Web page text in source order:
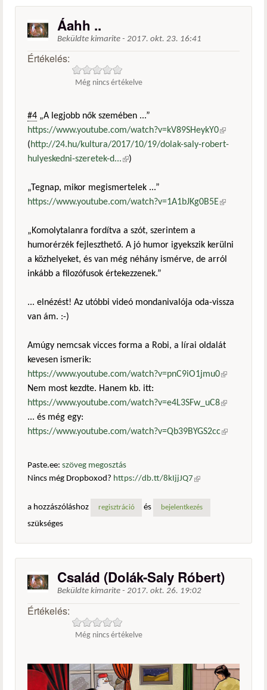
Áahh ..
Beküldte kimarite - 2017. okt. 23. 16:41
Értékelés:
Még nincs értékelve
#4 „A legjobb nők szemében ...”
https://www.youtube.com/watch?v=kV89SHeykY0(külső
hivatkozás)
(http://24.hu/kultura/2017/10/19/dolak-saly-robert-
hulyeskedni-szeretek-d...(külső hivatkozás)
)
„Tegnap, mikor megismertelek ...”
https://www.youtube.com/watch?v=1A1bJKg0B5E(külső
„Komolytalanra fordítva a szót, szerintem a
humorérzék fejleszthető. A jó humor igyekszik kerülni
a közhelyeket, és van még néhány ismérve, de arról
inkább a filozófusok értekezzenek.”
... elnézést! Az utóbbi videó mondanivalója oda-vissza
van ám. :-)
Amúgy nemcsak vicces forma a Robi, a lírai oldalát
kevesen ismerik:
https://www.youtube.com/watch?v=pnC9iO1jmu0(külső
Nem most kezdte. Hanem kb. itt:
https://www.youtube.com/watch?v=e4L3SFw_uC8(külső
... és még egy:
https://www.youtube.com/watch?v=Qb39BYGS2cc(külső
Paste.ee: szöveg megosztás
Nincs még Dropboxod? https://db.tt/8kIjjJQ7 (külső
a hozzászóláshoz
regisztráció és bejelentkezés
szükséges
Család (Dolák-Saly Róbert)
Beküldte kimarite - 2017. okt. 26. 19:02
Értékelés:
Még nincs értékelve